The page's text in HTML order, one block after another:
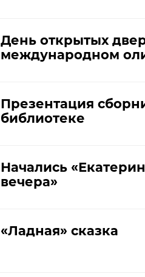
День открытых
международном
Презентация
библиотеке
Начались
вечера»
«Ладная» сказка